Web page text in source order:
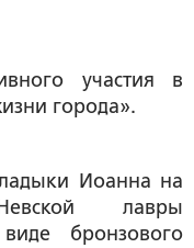
участия в
города».
Иоанна на
Невской лавры
бронзового